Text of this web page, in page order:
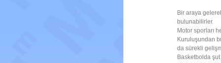
Bir araya
bulunabilirler.
Motor sporları
Kuruluşundan
da sürekli
Basketbolda